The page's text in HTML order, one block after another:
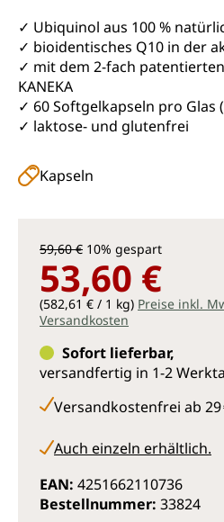
✓ Ubiquinol aus 100 %
✓ bioidentisches Q10 in der
✓ mit dem 2-fach
KANEKA
✓ 60 Softgelkapseln pro Glas
✓ laktose- und glutenfrei
Kapseln
59,60 € 10% gespart
53,60 €
(582,61 € / 1 kg) Preise inkl.
Versandkosten
Sofort lieferbar,
versandfertig in 1-2
Versandkostenfrei ab 29
Auch einzeln erhältlich.
EAN: 4251662110736
Bestellnummer: 33824